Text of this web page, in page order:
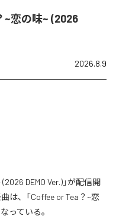
~恋の味~ (2026
2026.8.9
DEMO Ver.)」が配信開
は、「Coffee or Tea？~恋
っている。